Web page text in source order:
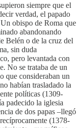
siempre que el
verdad, el papado
obispo de Roma que
abandonando
Belén o de la cruz del
sin duda
pero levantada con
No se trataba de un
que consideraban un
habían trasladado la
políticas (1309-
padecido la iglesia
de dos papas –llegó
(1378-